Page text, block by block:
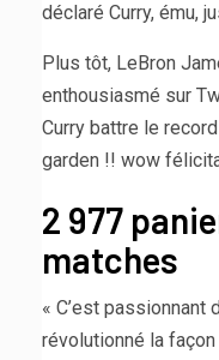
déclaré Curry, ému,
Plus tôt, LeBron
enthousiasmé sur
Curry battre le
garden !! wow
2 977
matches
« C’est passionnant
révolutionné la